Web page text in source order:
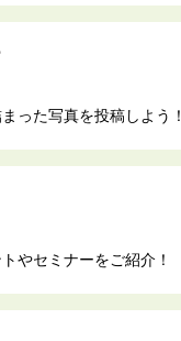
った写真を投稿しよう！
やセミナーをご紹介！